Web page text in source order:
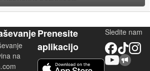
na
Prenesite
aplikacijo
Sledite nam